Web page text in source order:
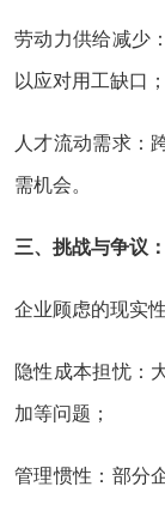
劳动力供给减少
以应对用工缺口；
人才流动需求：
需机会。
三、挑战与争议
企业顾虑的现实性
隐性成本担忧：
加等问题；
管理惯性：部分